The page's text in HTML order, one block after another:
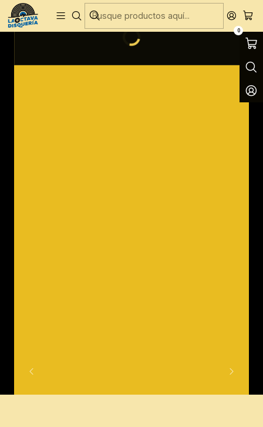
0
Entregas Gratis todos los días en Concepción